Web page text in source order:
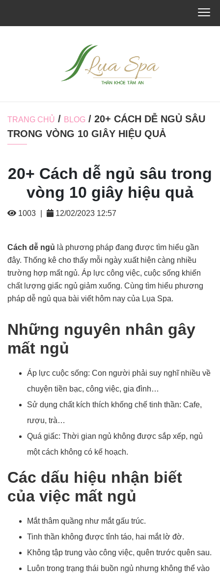
TRANG CHỦ / BLOG / 20+ CÁCH DỄ NGỦ SÂU
TRONG VÒNG 10 GIÂY HIỆU QUẢ
20+ Cách dễ ngủ sâu trong
vòng 10 giây hiệu quả
1003 12/02/2023 12:57
Cách dễ ngủ là phương pháp đang được tìm hiểu gần
đây. Thống kê cho thấy mỗi ngày xuất hiện càng nhiều
trường hợp mất ngủ. Áp lực công việc, cuộc sống khiến
chất lượng giấc ngủ giảm xuống. Cùng tìm hiểu phương
pháp dễ ngủ qua bài viết hôm nay của Lụa Spa.
Những nguyên nhân gây
mất ngủ
Áp lực cuộc sống: Con người phải suy nghĩ nhiều về
chuyện tiền bạc, công việc, gia đình…
Sử dụng chất kích thích khống chế tinh thần: Cafe,
rượu, trà…
Quá giấc: Thời gian ngủ không được sắp xếp, ngủ
một cách không có kế hoạch.
Các dấu hiệu nhận biết
của việc mất ngủ
Mắt thâm quầng như mắt gấu trúc.
Tinh thần không được tỉnh táo, hai mắt lờ đờ.
Không tập trung vào công việc, quên trước quên sau.
Luôn trong trạng thái buồn ngủ nhưng không thể vào